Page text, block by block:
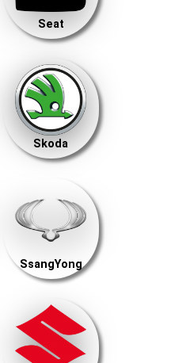
Seat
Skoda
SsangYong